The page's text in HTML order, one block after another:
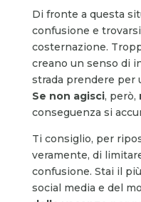
Di fronte a questa
confusione e
costernazione.
creano un senso di
strada prendere per
Se non agisci, però,
conseguenza si
Ti consiglio, per
veramente, di
confusione. Stai il
social media e del